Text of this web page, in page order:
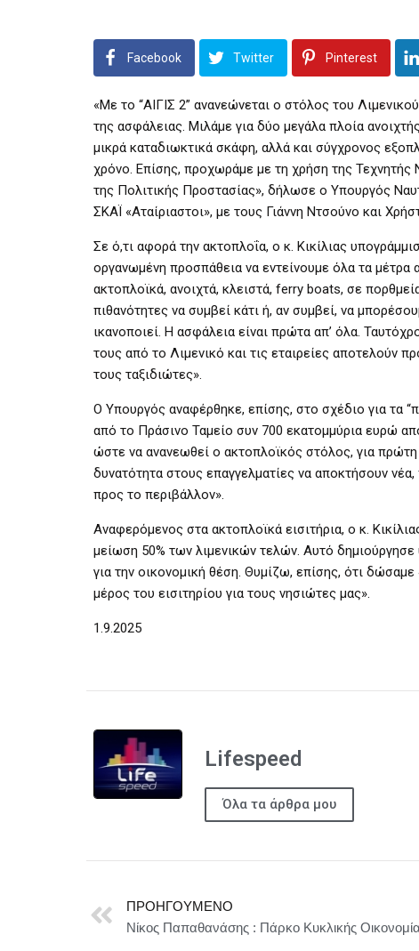
Facebook Twitter Pinterest
«Με το “ΑΙΓΙΣ 2” ανανεώνεται ο στόλος του
της ασφάλειας. Μιλάμε για δύο μεγάλα πλοία
μικρά καταδιωκτικά σκάφη, αλλά και σύγχρονος
χρόνο. Επίσης, προχωράμε με τη χρήση της
της Πολιτικής Προστασίας», δήλωσε ο Υπουργός
ΣΚΑΪ «Αταίριαστοι», με τους Γιάννη Ντσούνο και
Σε ό,τι αφορά την ακτοπλοΐα, ο κ. Κικίλιας
οργανωμένη προσπάθεια να εντείνουμε όλα τα
ακτοπλοϊκά, ανοιχτά, κλειστά, ferry boats, σε
πιθανότητες να συμβεί κάτι ή, αν συμβεί, να
ικανοποιεί. Η ασφάλεια είναι πρώτα απ’ όλα.
τους από το Λιμενικό και τις εταιρείες αποτελούν
τους ταξιδιώτες».
Ο Υπουργός αναφέρθηκε, επίσης, στο σχέδιο για τα
από το Πράσινο Ταμείο συν 700 εκατομμύρια ευρώ
ώστε να ανανεωθεί ο ακτοπλοϊκός στόλος, για
δυνατότητα στους επαγγελματίες να αποκτήσουν
προς το περιβάλλον».
Αναφερόμενος στα ακτοπλοϊκά εισιτήρια, ο κ.
μείωση 50% των λιμενικών τελών. Αυτό
για την οικονομική θέση. Θυμίζω, επίσης, ότι
μέρος του εισιτηρίου για τους νησιώτες μας».
1.9.2025
Lifespeed
Όλα τα άρθρα μου
ΠΡΟΗΓΟΎΜΕΝΟ